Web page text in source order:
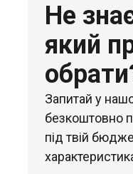
Не
який
Запитай у
безкоштовно
під твій